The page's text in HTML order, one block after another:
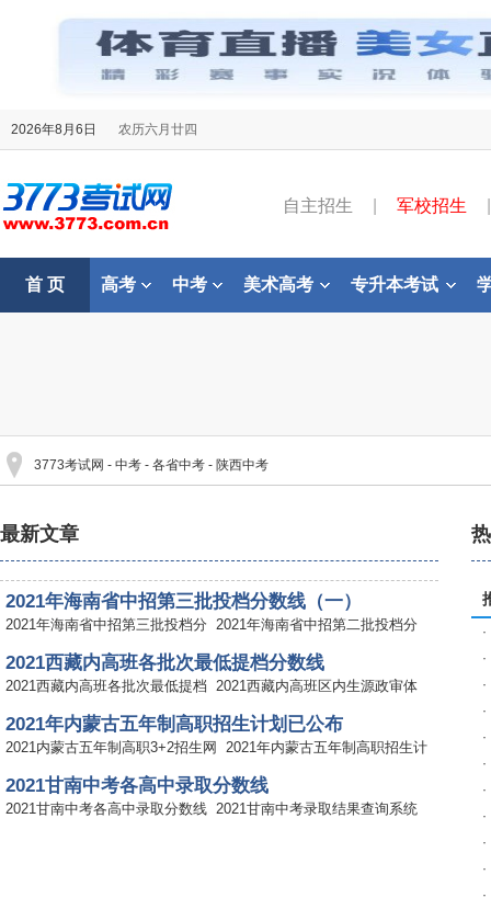
2026年8月6日 农历六月廿四
自主招生 军校招生
首 页 高考 中考 美术高考 专升本考试
3773考试网 - 中考 - 各省中考 - 陕西中考
最新文章
2021年海南省中招第三批投档分数线（一）
2021年海南省中招第三批投档分 2021年海南省中招第二批投档分
2021西藏内高班各批次最低提档分数线
2021西藏内高班各批次最低提档 2021西藏内高班区内生源政审体
2021年内蒙古五年制高职招生计划已公布
2021内蒙古五年制高职3+2招生网 2021年内蒙古五年制高职招生计
2021甘南中考各高中录取分数线
2021甘南中考各高中录取分数线 2021甘南中考录取结果查询系统
·
·
·
·
·
·
·
·
·
·
·